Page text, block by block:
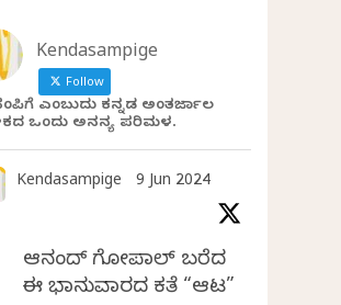
Kendasampige
Follow
ಎಂಬುದು ಕನ್ನಡ ಅಂತರ್ಜಾಲ
ಒಂದು ಅನನ್ಯ ಪರಿಮಳ.
Kendasampige 9 Jun 2024
ಆನಂದ್‌ ಗೋಪಾಲ್‌ ಬರೆದ
ಈ ಭಾನುವಾರದ ಕತೆ “ಆಟ”